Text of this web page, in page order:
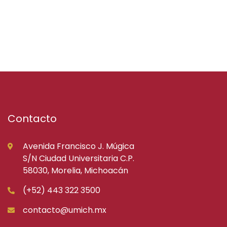
Contacto
Avenida Francisco J. Múgica
S/N Ciudad Universitaria C.P.
58030, Morelia, Michoacán
(+52) 443 322 3500
contacto@umich.mx